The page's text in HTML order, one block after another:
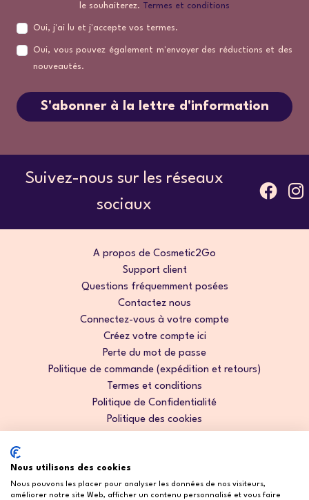
le souhaiterez. Termes et conditions
Oui, j'ai lu et j'accepte vos termes.
Oui, vous pouvez également m'envoyer des réductions et des
nouveautés.
S'abonner à la lettre d'information
Suivez-nous sur les réseaux
sociaux
A propos de Cosmetic2Go
Support client
Questions fréquemment posées
Contactez nous
Connectez-vous à votre compte
Créez votre compte ici
Perte du mot de passe
Politique de commande (expédition et retours)
Termes et conditions
Politique de Confidentialité
Politique des cookies
Nous utilisons des cookies
Nous pouvons les placer pour analyser les données de nos visiteurs,
améliorer notre site Web, afficher un contenu personnalisé et vous faire